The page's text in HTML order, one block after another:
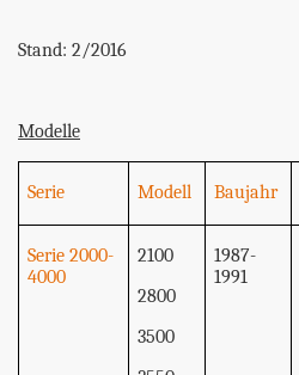
Stand: 2/2016
Modelle
Serie Modell Baujahr
Serie 2000-
4000
2100
2800
3500
1987-
1991